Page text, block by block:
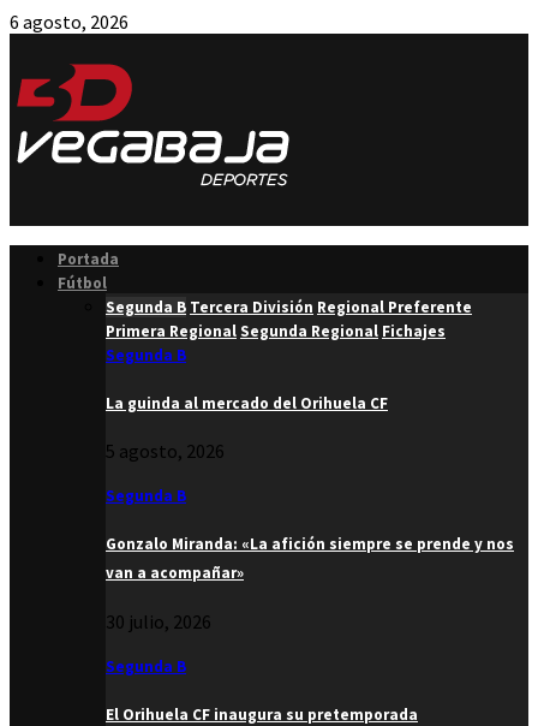
6 agosto, 2026
Portada
Fútbol
Segunda B Tercera División Regional Preferente
Primera RegionalSegunda Regional Fichajes
Segunda B
La guinda al mercado del Orihuela CF
5 agosto, 2026
Segunda B
Gonzalo Miranda: «La afición siempre se prende y nos
van a acompañar»
30 julio, 2026
Segunda B
El Orihuela CF inaugura su pretemporada